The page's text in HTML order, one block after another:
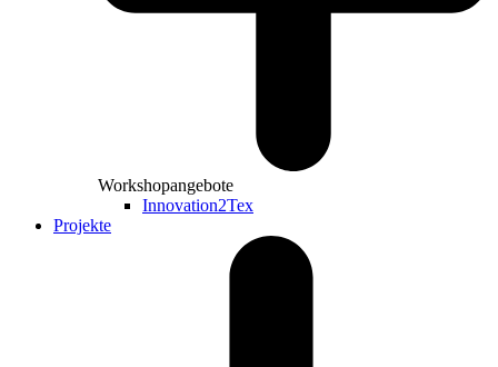
Workshopangebote
Innovation2Tex
Projekte